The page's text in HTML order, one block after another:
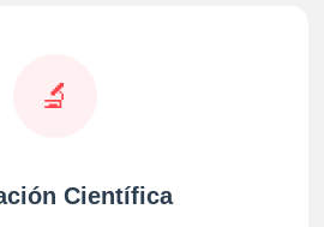
🔬
Científica